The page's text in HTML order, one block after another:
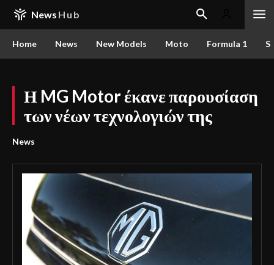
News Hub
Home News New Models Moto Formula 1
Η MG Motor έκανε παρουσίαση
των νέων τεχνολογιών της
News